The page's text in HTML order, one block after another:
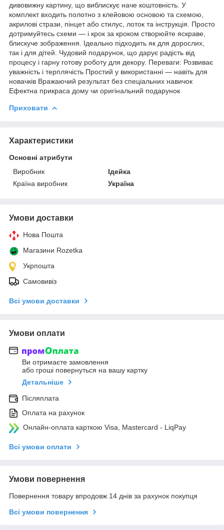
дивовижну картину, що виблискує наче коштовність. У
комплект входить полотно з клейовою основою та схемою,
акрилові стрази, пінцет або стилус, лоток та інструкція. Просто
дотримуйтесь схеми — і крок за кроком створюйте яскраве,
блискуче зображення. Ідеально підходить як для дорослих,
так і для дітей. Чудовий подарунок, що дарує радість від
процесу і гарну готову роботу для декору. Переваги: Розвиває
уважність і терплячість Простий у використанні — навіть для
новачків Вражаючий результат без спеціальних навичок
Ефектна прикраса дому чи оригінальний подарунок
Приховати
Характеристики
Основні атрибути
Виробник
Ідейка
Країна виробник
Україна
Умови доставки
Нова Пошта
Магазини Rozetka
Укрпошта
Самовивіз
Всі умови доставки
Умови оплати
Ви отримаєте замовлення
або гроші повернуться на вашу картку
Детальніше
Післяплата
Оплата на рахунок
Онлайн-оплата карткою Visa, Mastercard - LiqPay
Всі умови оплати
Умови повернення
Повернення товару впродовж 14 днів за рахунок покупця
Всі умови повернення